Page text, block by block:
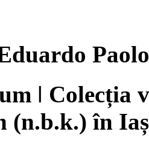
ǀ Colecția
(n.b.k.) în